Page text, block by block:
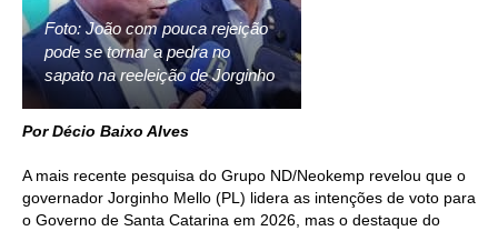
Foto: João com pouca rejeição
pode se tornar a pedra no
sapato na reeleição de Jorginho
Por Décio Baixo Alves
A mais recente pesquisa do Grupo ND/Neokemp revelou que o
governador Jorginho Mello (PL) lidera as intenções de voto para
o Governo de Santa Catarina em 2026, mas o destaque do